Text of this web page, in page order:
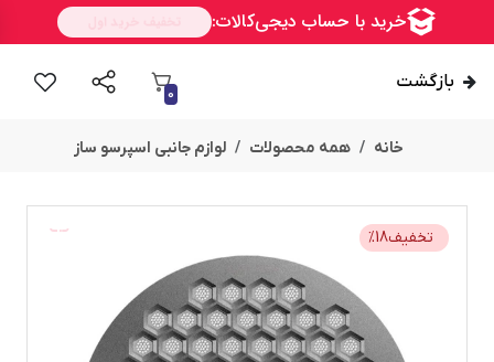
بازگشت
0
خانه همه محصولات لوازم جانبی اسپرسو ساز
تخفیف
%18